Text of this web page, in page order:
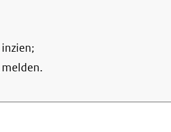
inzien;
melden.